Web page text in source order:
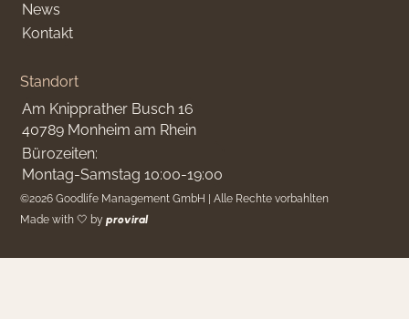
News
Kontakt
Standort
Am Knipprather Busch 16
40789 Monheim am Rhein
Bürozeiten:
Montag-Samstag 10:00-19:00
©2026 Goodlife Management GmbH | Alle Rechte vorbahlten
Made with 🤍 byproviral